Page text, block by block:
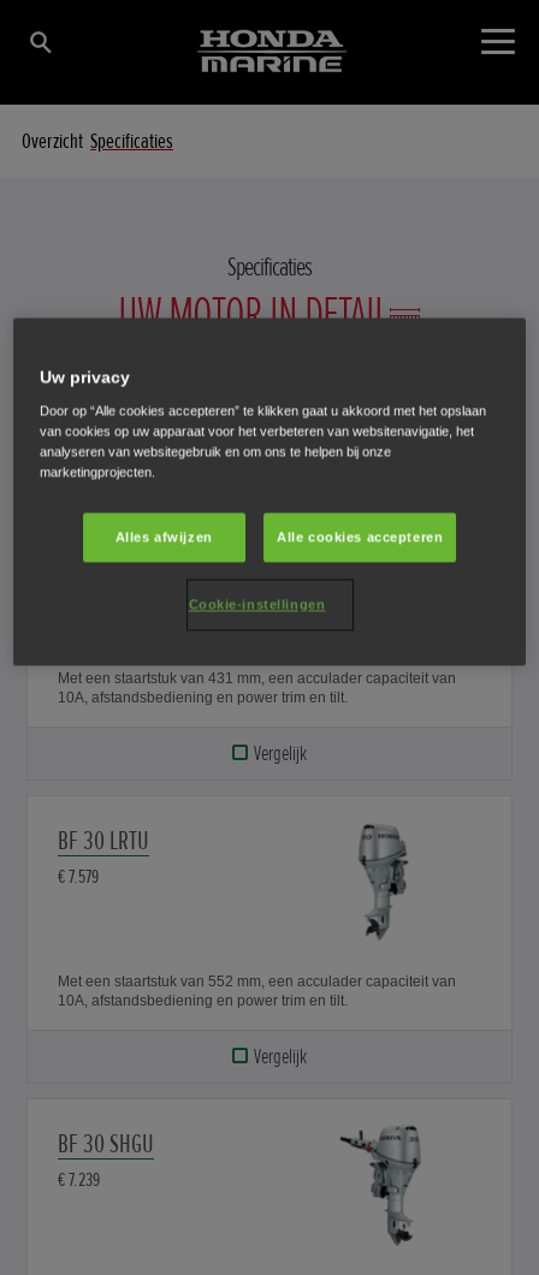
Overzicht Specificaties
Specificaties
UW MOTOR IN DETAIL
Selecteer een motor om de specificatiedetails te bekijken.
BF 30 SRTU
Met een staartstuk van 431 mm, een acculader capaciteit van
10A, afstandsbediening en power trim en tilt.
Vergelijk
BF 30 LRTU
€ 7.579
Met een staartstuk van 552 mm, een acculader capaciteit van
10A, afstandsbediening en power trim en tilt.
Vergelijk
BF 30 SHGU
€ 7.239
Uw privacy
Door op “Alle cookies accepteren” te klikken gaat u akkoord met het opslaan
van cookies op uw apparaat voor het verbeteren van websitenavigatie, het
analyseren van websitegebruik en om ons te helpen bij onze
marketingprojecten.
Alles afwijzen Alle cookies accepteren
Cookie-instellingen